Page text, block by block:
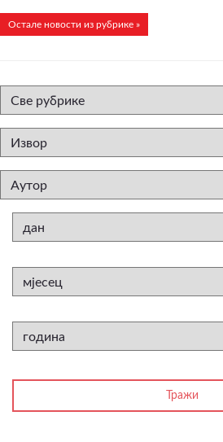
Остале новости из рубрике »